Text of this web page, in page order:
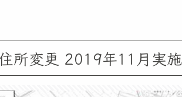
所変更 2019年11月実施